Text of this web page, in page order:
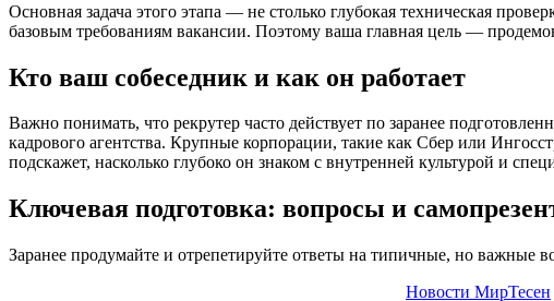
Основная задача этого этапа — не столько глубокая техническая
базовым требованиям вакансии. Поэтому ваша главная цель —
Кто ваш собеседник и как он работает
Важно понимать, что рекрутер часто действует по заранее
кадрового агентства. Крупные корпорации, такие как Сбер или
подскажет, насколько глубоко он знаком с внутренней культурой и
Ключевая подготовка: вопросы и
Заранее продумайте и отрепетируйте ответы на типичные, но важные
Новости МирТесен